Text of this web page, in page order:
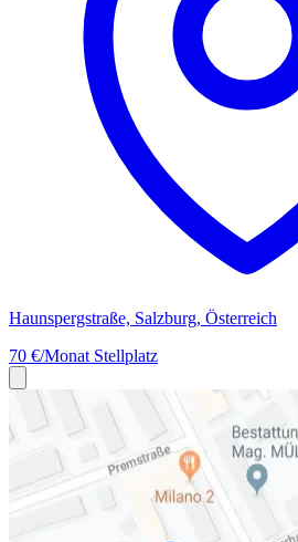
Haunspergstraße, Salzburg, Österreich
70 €/Monat Stellplatz